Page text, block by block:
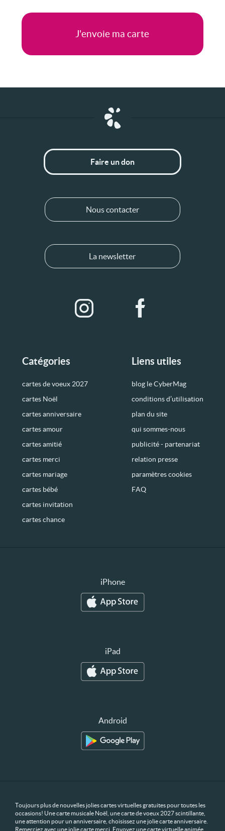
Catégories
cartes de voeux 2027
cartes Noël
cartes anniversaire
cartes amour
cartes amitié
cartes merci
cartes mariage
cartes bébé
cartes invitation
cartes chance
Liens utiles
blog le CyberMag
conditions d’utilisation
plan du site
qui sommes-nous
publicité - partenariat
relation presse
paramètres cookies
FAQ
Faire un don
Nous contacter
La newsletter
iPhone
iPad
Android
Toujours plus de nouvelles jolies cartes virtuelles gratuites pour toutes les
occasions! Une carte musicale Noël, une carte de voeux 2027 scintillante,
une attention pour un anniversaire, choisissez une jolie carte anniversaire.
Remerciez avec une jolie carte merci. Envoyez une carte virtuelle animée,